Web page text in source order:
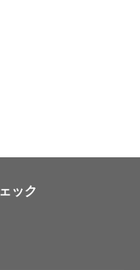
ック